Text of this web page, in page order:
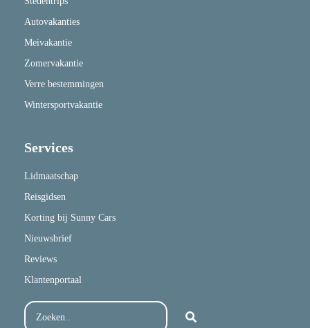
Autovakanties
Meivakantie
Zomervakantie
Verre bestemmingen
Wintersportvakantie
Services
Lidmaatschap
Reisgidsen
Korting bij Sunny Cars
Nieuwsbrief
Reviews
Klantenportaal